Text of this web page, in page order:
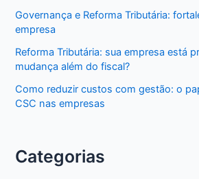
Governança e Reforma Tributária:
empresa
Reforma Tributária: sua empresa está
mudança além do fiscal?
Como reduzir custos com gestão: o
CSC nas empresas
Categorias